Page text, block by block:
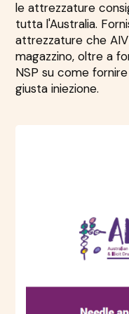
le attrezzature
tutta l'Australia.
attrezzature che
magazzino, oltre a
NSP su come
giusta iniezione.